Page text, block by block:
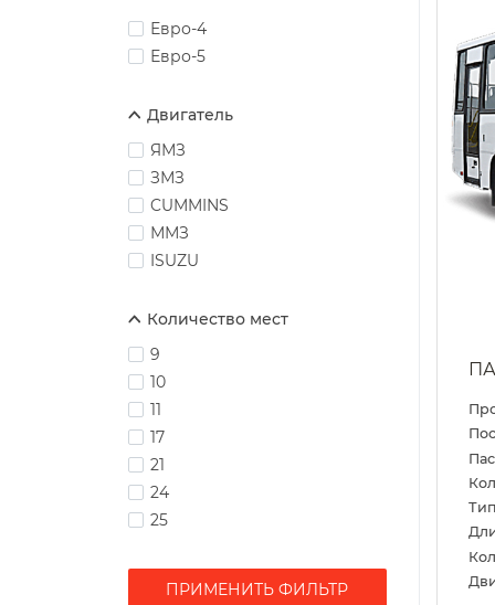
Евро-4
Евро-5
Двигатель
ЯМЗ
ЗМЗ
CUMMINS
ММЗ
ISUZU
Количество мест
9
10
11
17
21
24
25
ПРИМЕНИТЬ ФИЛЬТР